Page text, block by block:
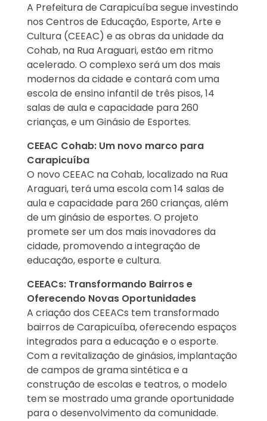
A Prefeitura de Carapicuíba segue investindo
nos Centros de Educação, Esporte, Arte e
Cultura (CEEAC) e as obras da unidade da
Cohab, na Rua Araguari, estão em ritmo
acelerado. O complexo será um dos mais
modernos da cidade e contará com uma
escola de ensino infantil de três pisos, 14
salas de aula e capacidade para 260
crianças, e um Ginásio de Esportes.
CEEAC Cohab: Um novo marco para
Carapicuíba
O novo CEEAC na Cohab, localizado na Rua
Araguari, terá uma escola com 14 salas de
aula e capacidade para 260 crianças, além
de um ginásio de esportes. O projeto
promete ser um dos mais inovadores da
cidade, promovendo a integração de
educação, esporte e cultura.
CEEACs: Transformando Bairros e
Oferecendo Novas Oportunidades
A criação dos CEEACs tem transformado
bairros de Carapicuíba, oferecendo espaços
integrados para a educação e o esporte.
Com a revitalização de ginásios, implantação
de campos de grama sintética e a
construção de escolas e teatros, o modelo
tem se mostrado uma grande oportunidade
para o desenvolvimento da comunidade.